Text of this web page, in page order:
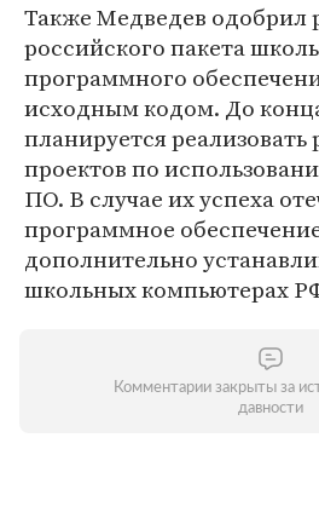
Также Медведев одобрил
российского пакета
программного
исходным кодом. До
планируется
проектов по
ПО. В случае их успеха
программное
дополнительно
школьных компьютерах
Комментарии закрыты за
давности